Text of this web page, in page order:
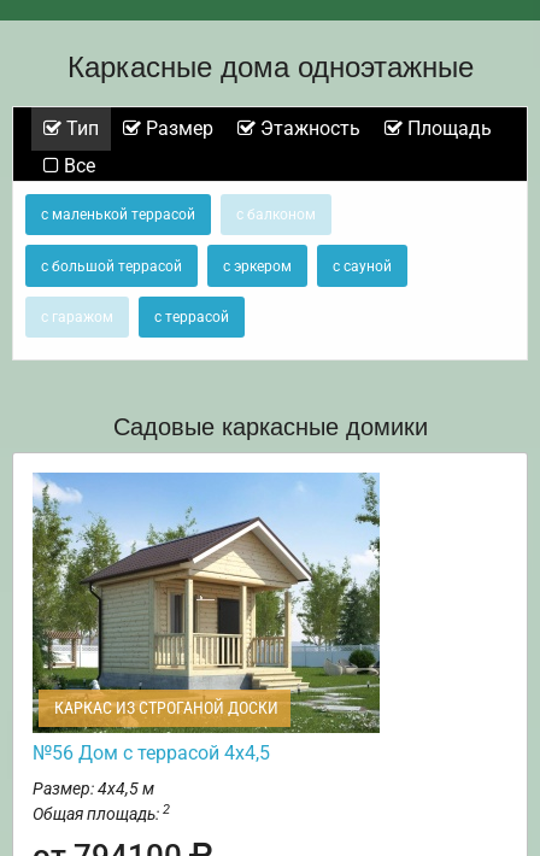
Каркасные дома одноэтажные
Тип Размер Этажность
Площадь
Все
с маленькой террасой с балконом
с большой террасой с эркером с сауной
с гаражом с террасой
Садовые каркасные домики
КАРКАС ИЗ СТРОГАНОЙ ДОСКИ
№56 Дом с террасой 4х4,5
Размер: 4х4,5 м
Общая площадь: 2